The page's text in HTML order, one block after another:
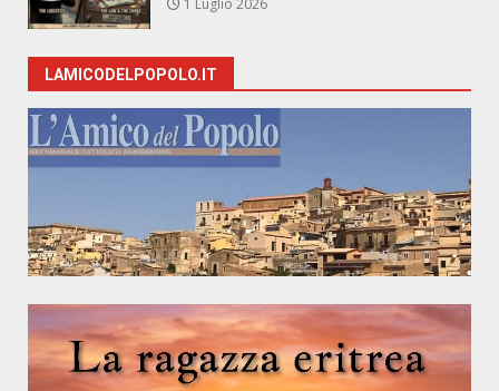
1 Luglio 2026
LAMICODELPOPOLO.IT